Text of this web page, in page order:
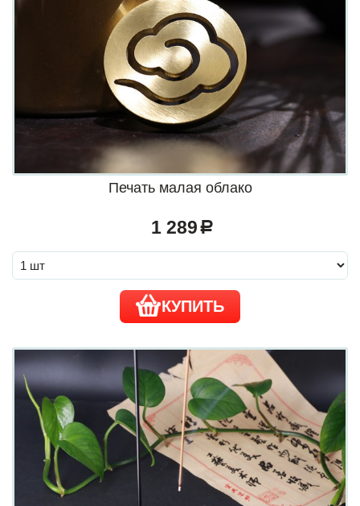
Печать малая облако
1 289 a
КУПИТЬ